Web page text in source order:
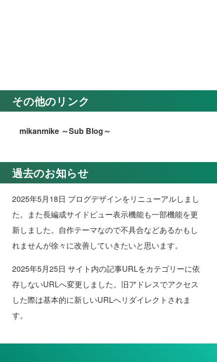
その他のリンク
mikanmike ～Sub Blog～
過去のお知らせ
2025年5月18日 ブログデザインをリニューアルしまし
た。また長編成サイドビュー表示機能も一部機能を更
新しました。自作テーマなので不具合などあるかもし
れませんが徐々に改善していきたいと思います。
2025年5月25日 サイト内の記事URLをカテゴリーに依
存しないURLへ変更しました。旧アドレスでアクセス
した際は基本的に新しいURLへリダイレクトされま
す。